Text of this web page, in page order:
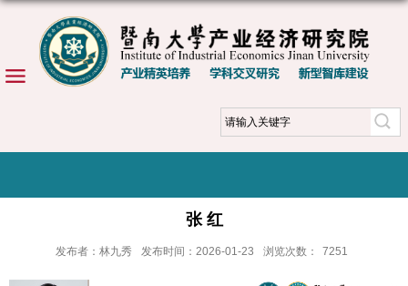
张 红
发布者：林九秀 发布时间：2026-01-23 浏览次数： 7251